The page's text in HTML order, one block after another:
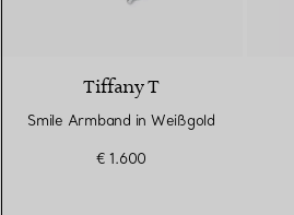
Tiffany T
Smile Armband in Weißgold
€ 1.600